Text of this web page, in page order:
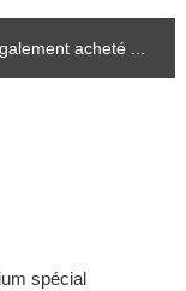
acheté ...
spécial